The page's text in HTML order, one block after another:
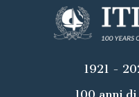
1921 -
100 anni